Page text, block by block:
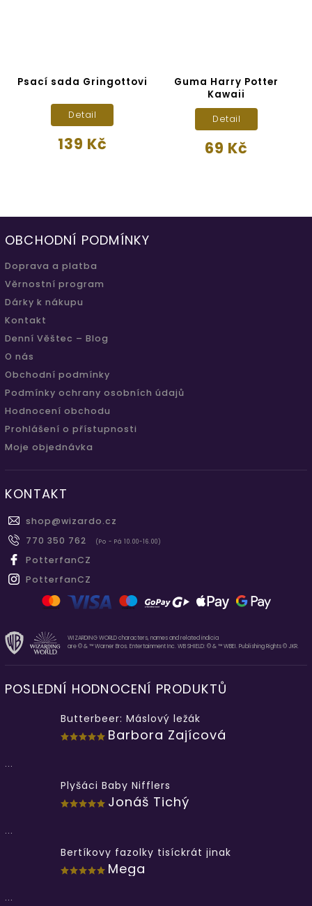
Psací sada Gringottovi
139 Kč
Detail
Guma Harry Potter
Kawaii
69 Kč
Detail
OBCHODNÍ PODMÍNKY
Doprava a platba
Věrnostní program
Dárky k nákupu
Kontakt
Denní Věštec – Blog
O nás
Obchodní podmínky
Podmínky ochrany osobních údajů
Hodnocení obchodu
Prohlášení o přístupnosti
Moje objednávka
KONTAKT
shop@wizardo.cz
770 350 762
(Po - Pá 10.00-16.00)
PotterfanCZ
PotterfanCZ
WIZARDING WORLD characters, names and related indicia
are © & ™ Warner Bros. Entertainment Inc. WB SHIELD: © & ™ WBEI. Publishing Rights © JKR.
POSLEDNÍ HODNOCENÍ PRODUKTŮ
Butterbeer: Máslový ležák
Barbora Zajícová
...
Plyšáci Baby Nifflers
Jonáš Tichý
...
Bertíkovy fazolky tisíckrát jinak
Mega
...